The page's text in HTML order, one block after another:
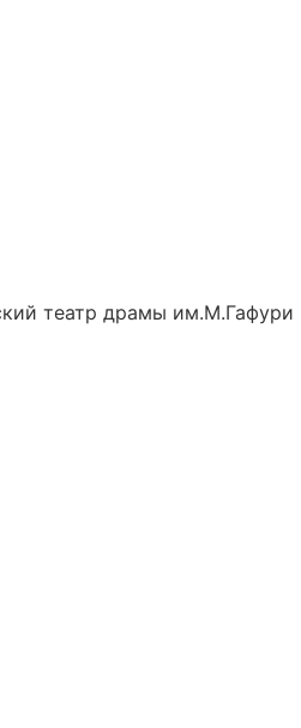
театр драмы им.М.Гафури